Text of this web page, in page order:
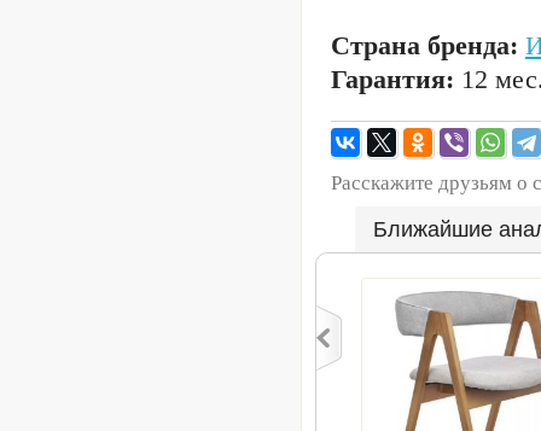
Страна бренда:
Гарантия: 12
Расскажите друзьям о
Ближайшие